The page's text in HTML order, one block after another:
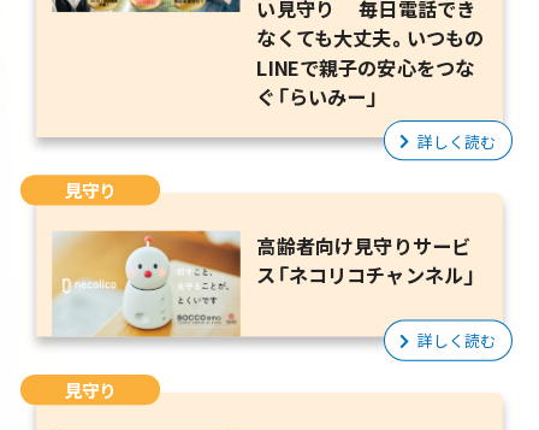
い見守り 毎日電話でき
なくても大丈夫。いつもの
LINEで親子の安心をつな
ぐ「らいみー」
詳しく読む
高齢者向け見守りサービ
ス「ネコリコチャンネル」
見守り
詳しく読む
見守り